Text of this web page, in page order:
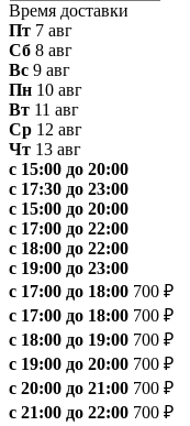
Время доставки
Пт 7 авг
Сб 8 авг
Вс 9 авг
Пн 10 авг
Вт 11 авг
Ср 12 авг
Чт 13 авг
с 15:00 до 20:00
с 17:30 до 23:00
с 15:00 до 20:00
с 17:00 до 22:00
с 18:00 до 22:00
с 19:00 до 23:00
с 17:00 до 18:00 700 ₽
с 17:00 до 18:00 700 ₽
с 18:00 до 19:00 700 ₽
с 19:00 до 20:00 700 ₽
с 20:00 до 21:00 700 ₽
с 21:00 до 22:00 700 ₽